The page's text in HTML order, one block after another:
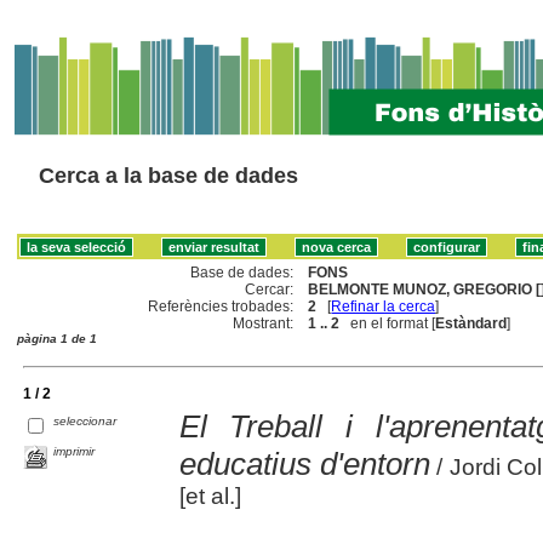
Cerca a la base de dades
Base de dades:
FONS
Cercar:
BELMONTE MUNOZ, GREGORIO
Referències trobades:
2 [Refinar la cerca]
Mostrant:
1 .. 2 en el format [Estàndard]
pàgina 1 de 1
1 / 2
seleccionar
imprimir
El Treball i
educatius d'entorn / Jordi
[et al.]